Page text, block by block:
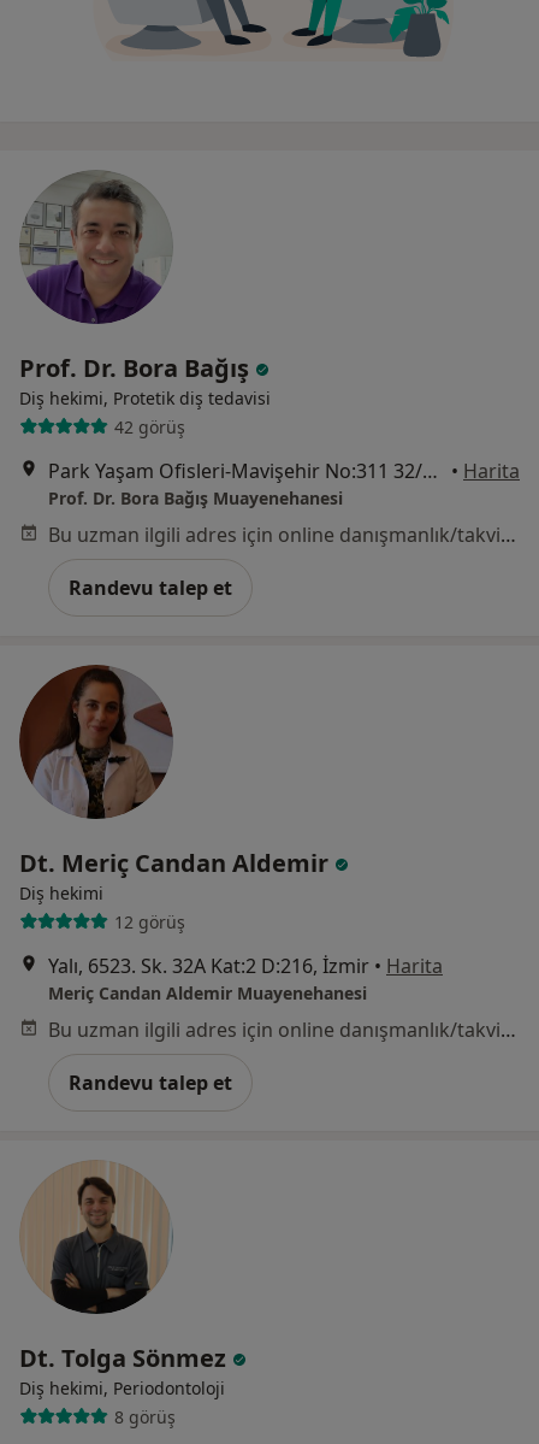
Prof. Dr. Bora Bağış
Diş hekimi, Protetik diş tedavisi
42 görüş
Park Yaşam Ofisleri-Mavişehir No:311 32/A Yalı Mahallesi 6500/5 Sokak Mavişehir, İzmir • Harita
Prof. Dr. Bora Bağış Muayenehanesi
Bu uzman ilgili adres için online danışmanlık/takvim sunmuyor.
Randevu talep et
Dt. Meriç Candan Aldemir
Diş hekimi
12 görüş
Yalı, 6523. Sk. 32A Kat:2 D:216, İzmir • Harita
Meriç Candan Aldemir Muayenehanesi
Bu uzman ilgili adres için online danışmanlık/takvim sunmuyor.
Randevu talep et
Dt. Tolga Sönmez
Diş hekimi, Periodontoloji
8 görüş